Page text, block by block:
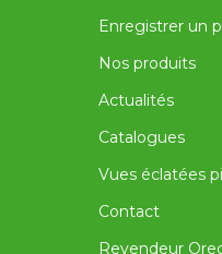
Enregistrer un
Nos produits
Actualités
Catalogues
Vues éclatées
Contact
Revendeur